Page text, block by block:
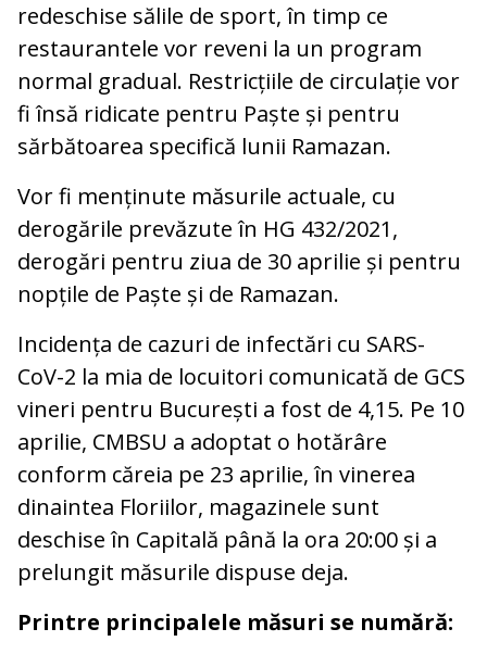
redeschise sălile de sport, în timp ce
restaurantele vor reveni la un program
normal gradual. Restricțiile de circulație vor
fi însă ridicate pentru Paște și pentru
sărbătoarea specifică lunii Ramazan.
Vor fi menținute măsurile actuale, cu
derogările prevăzute în HG 432/2021,
derogări pentru ziua de 30 aprilie și pentru
nopțile de Paște și de Ramazan.
Incidența de cazuri de infectări cu SARS-
CoV-2 la mia de locuitori comunicată de GCS
vineri pentru București a fost de 4,15. Pe 10
aprilie, CMBSU a adoptat o hotărâre
conform căreia pe 23 aprilie, în vinerea
dinaintea Floriilor, magazinele sunt
deschise în Capitală până la ora 20:00 și a
prelungit măsurile dispuse deja.
Printre principalele măsuri se numără: